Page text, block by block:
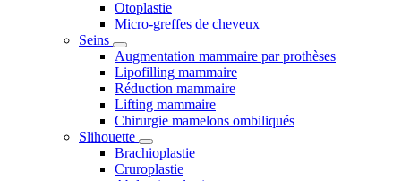
Otoplastie
Micro-greffes de cheveux
Seins
Augmentation mammaire par prothèses
Lipofilling mammaire
Réduction mammaire
Lifting mammaire
Chirurgie mamelons ombiliqués
Slihouette
Brachioplastie
Cruroplastie